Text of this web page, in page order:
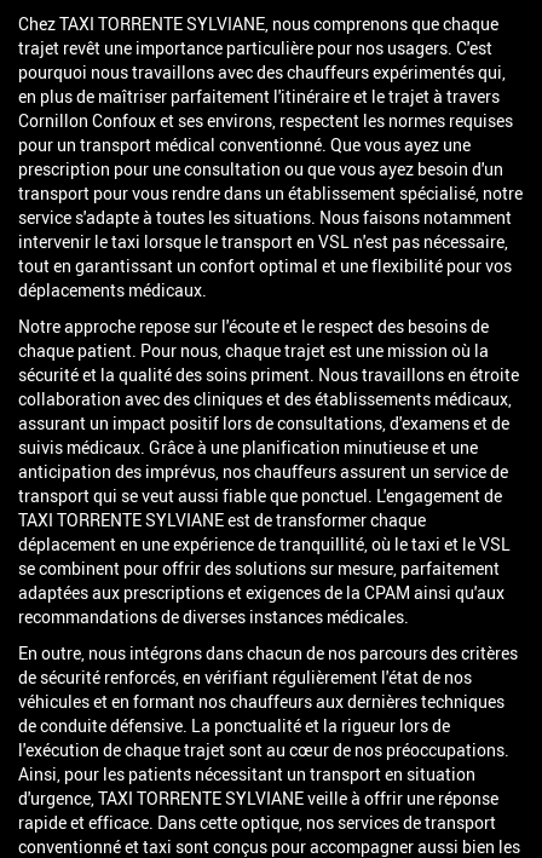
Chez TAXI TORRENTE SYLVIANE, nous comprenons que chaque
trajet revêt une importance particulière pour nos usagers. C'est
pourquoi nous travaillons avec des chauffeurs expérimentés qui,
en plus de maîtriser parfaitement l'itinéraire et le trajet à travers
Cornillon Confoux et ses environs, respectent les normes requises
pour un transport médical conventionné. Que vous ayez une
prescription pour une consultation ou que vous ayez besoin d'un
transport pour vous rendre dans un établissement spécialisé, notre
service s'adapte à toutes les situations. Nous faisons notamment
intervenir le taxi lorsque le transport en VSL n'est pas nécessaire,
tout en garantissant un confort optimal et une flexibilité pour vos
déplacements médicaux.
Notre approche repose sur l'écoute et le respect des besoins de
chaque patient. Pour nous, chaque trajet est une mission où la
sécurité et la qualité des soins priment. Nous travaillons en étroite
collaboration avec des cliniques et des établissements médicaux,
assurant un impact positif lors de consultations, d'examens et de
suivis médicaux. Grâce à une planification minutieuse et une
anticipation des imprévus, nos chauffeurs assurent un service de
transport qui se veut aussi fiable que ponctuel. L'engagement de
TAXI TORRENTE SYLVIANE est de transformer chaque
déplacement en une expérience de tranquillité, où le taxi et le VSL
se combinent pour offrir des solutions sur mesure, parfaitement
adaptées aux prescriptions et exigences de la CPAM ainsi qu'aux
recommandations de diverses instances médicales.
En outre, nous intégrons dans chacun de nos parcours des critères
de sécurité renforcés, en vérifiant régulièrement l'état de nos
véhicules et en formant nos chauffeurs aux dernières techniques
de conduite défensive. La ponctualité et la rigueur lors de
l'exécution de chaque trajet sont au cœur de nos préoccupations.
Ainsi, pour les patients nécessitant un transport en situation
d'urgence, TAXI TORRENTE SYLVIANE veille à offrir une réponse
rapide et efficace. Dans cette optique, nos services de transport
conventionné et taxi sont conçus pour accompagner aussi bien les